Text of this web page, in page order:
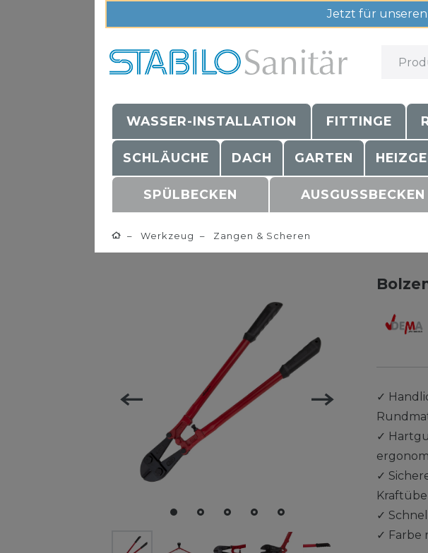
Jetzt für unseren
WASSER-INSTALLATION FITTINGE
SCHLÄUCHE DACH GARTEN
SPÜLBECKEN AUSGUSSBECKEN
Werkzeug Zangen & Scheren
✓
✓
✓
✓
✓ Farbe